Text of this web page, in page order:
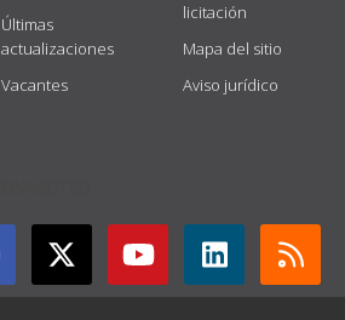
Últimas
actualizaciones
Vacantes
licitación
Mapa del sitio
Aviso jurídico